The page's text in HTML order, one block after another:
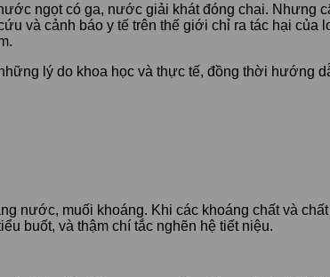
ngọt có ga, nước giải khát đóng chai. Nhưng
và cảnh báo y tế trên thế giới chỉ ra tác hại của
lý do khoa học và thực tế, đồng thời hướng
nước, muối khoáng. Khi các khoáng chất và
buốt, và thậm chí tắc nghẽn hệ tiết niệu.